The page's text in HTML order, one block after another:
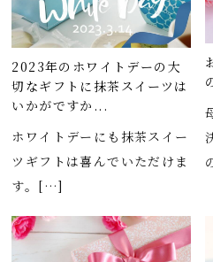
2023年のホワイトデーの大
切なギフトに抹茶スイーツは
いかがですか...
ホワイトデーにも抹茶スイー
ツギフトは喜んでいただけま
す。[…]